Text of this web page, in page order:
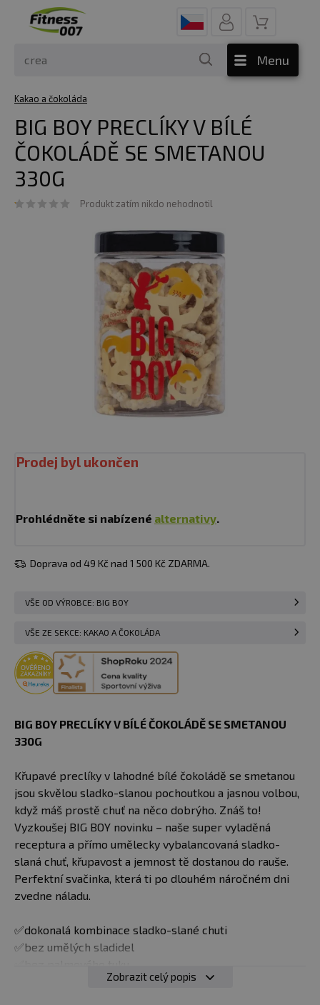
Menu
Kakao a čokoláda
BIG BOY PRECLÍKY V BÍLÉ
ČOKOLÁDĚ SE SMETANOU
330G
Produkt zatím nikdo nehodnotil
Prodej byl ukončen
Prohlédněte si nabízené alternativy.
Doprava od 49 Kč nad 1 500 Kč ZDARMA.
VŠE OD VÝROBCE: BIG BOY
VŠE ZE SEKCE: KAKAO A ČOKOLÁDA
BIG BOY PRECLÍKY V BÍLÉ ČOKOLÁDĚ SE SMETANOU
330G
Křupavé preclíky v lahodné bílé čokoládě se smetanou
jsou skvělou sladko-slanou pochoutkou a jasnou volbou,
když máš prostě chuť na něco dobrýho. Znáš to!
Vyzkoušej BIG BOY novinku – naše super vyladěná
receptura a přímo umělecky vybalancovaná sladko-
slaná chuť, křupavost a jemnost tě dostanou do rauše.
Perfektní svačinka, která ti po dlouhém náročném dni
zvedne náladu.
✅dokonalá kombinace sladko-slané chuti
✅bez umělých sladidel
Zobrazit celý popis